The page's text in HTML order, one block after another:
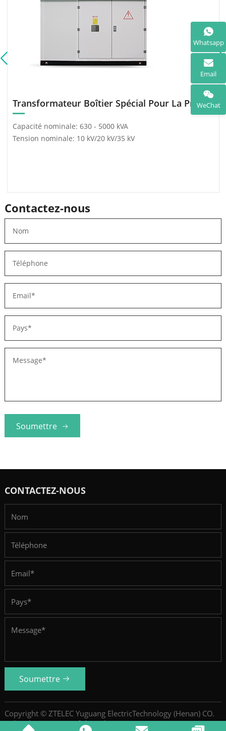
Transformateur Boîtier Spécial Pour La Production D’Énergie (Photovoltaïque/Éolien)
Capacité nominale: 630 - 5000 kVA
Tension nominale: 10 kV/20 kV/35 kV
Contactez-nous
Soumettre
CONTACTEZ-NOUS
Soumettre
Copyright © ZTELEC Yuguang ElectricTechnology (Henan) CO.
Ltd.Politique De Confidentialité SiteMap
Whatsapp
Email
WeChat